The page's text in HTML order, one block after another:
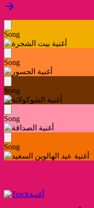
Song
Song
Song
Song
Song
أغنية